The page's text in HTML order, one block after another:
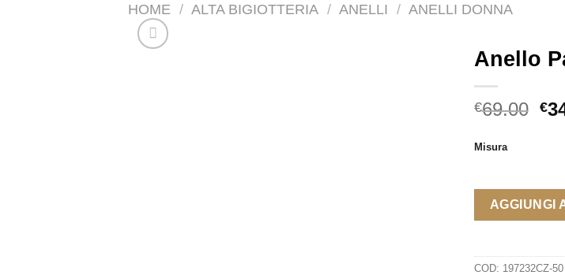
HOME / ALTA BIGIOTTERIA / ANELLI / ANELLI DONNA
Anello
€69.00 Il
€
Misura
AGGIUNGI
COD: 197232CZ-50